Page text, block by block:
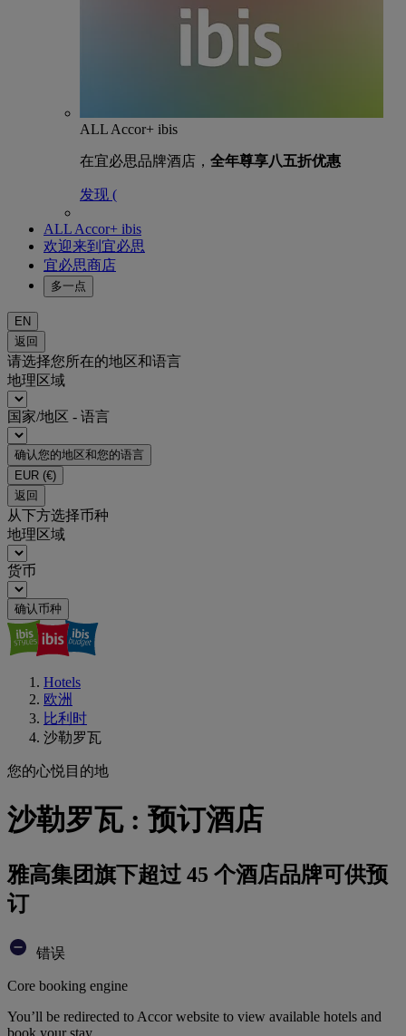
ALL Accor+ ibis
在宜必思品牌酒店， 全年尊享八五折优惠
发现 (
ALL Accor+ ibis
欢迎来到宜必思
宜必思商店
多一点
EN
返回
请选择您所在的地区和语言
地理区域
国家/地区 - 语言
确认您的地区和您的语言
EUR (€)
返回
从下方选择币种
地理区域
货币
确认币种
Hotels
欧洲
比利时
沙勒罗瓦
您的心悦目的地
沙勒罗瓦 : 预订酒店
雅高集团旗下超过 45 个酒店品牌可供预
订
错误
Core booking engine
You’ll be redirected to Accor website to view available hotels and
book your stay